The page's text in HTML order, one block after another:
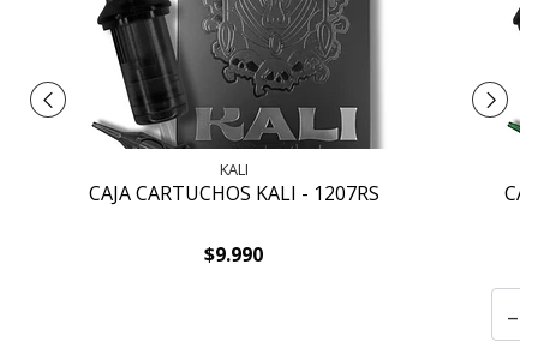
KALI
CAJA CARTUCHOS KALI - 1207RS
$9.990
-